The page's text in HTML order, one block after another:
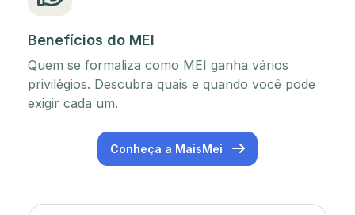
Benefícios do MEI
Quem se formaliza como MEI ganha vários
privilégios. Descubra quais e quando você pode
exigir cada um.
Conheça a MaisMei